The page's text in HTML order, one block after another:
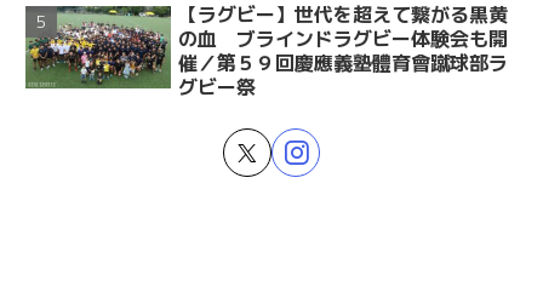
【ラグビー】世代を超えて繋がる黒黄
の血 ブラインドラグビー体験会も開
催／第５９回慶應義塾體育會蹴球部ラ
グビー祭